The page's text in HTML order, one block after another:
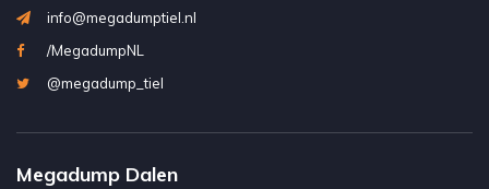
info@megadumptiel.nl
/MegadumpNL
@megadump_tiel
Megadump Dalen